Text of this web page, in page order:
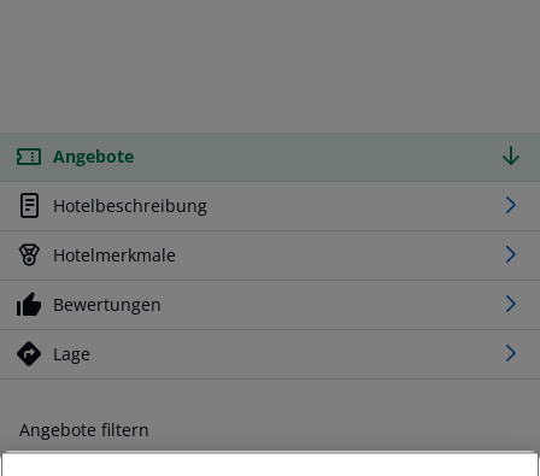
Angebote
Hotelbeschreibung
Hotelmerkmale
Bewertungen
Lage
Angebote filtern
Ändern Sie Ihre Kriterien nach Ihren Wünschen